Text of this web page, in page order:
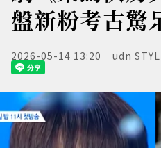
盤新粉考古驚
2026-05-14 13:20 udn